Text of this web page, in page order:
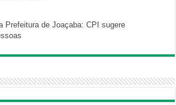
Prefeitura de Joaçaba: CPI sugere